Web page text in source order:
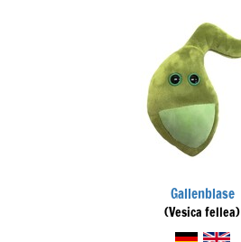
Gallenblase
(Vesica fellea)